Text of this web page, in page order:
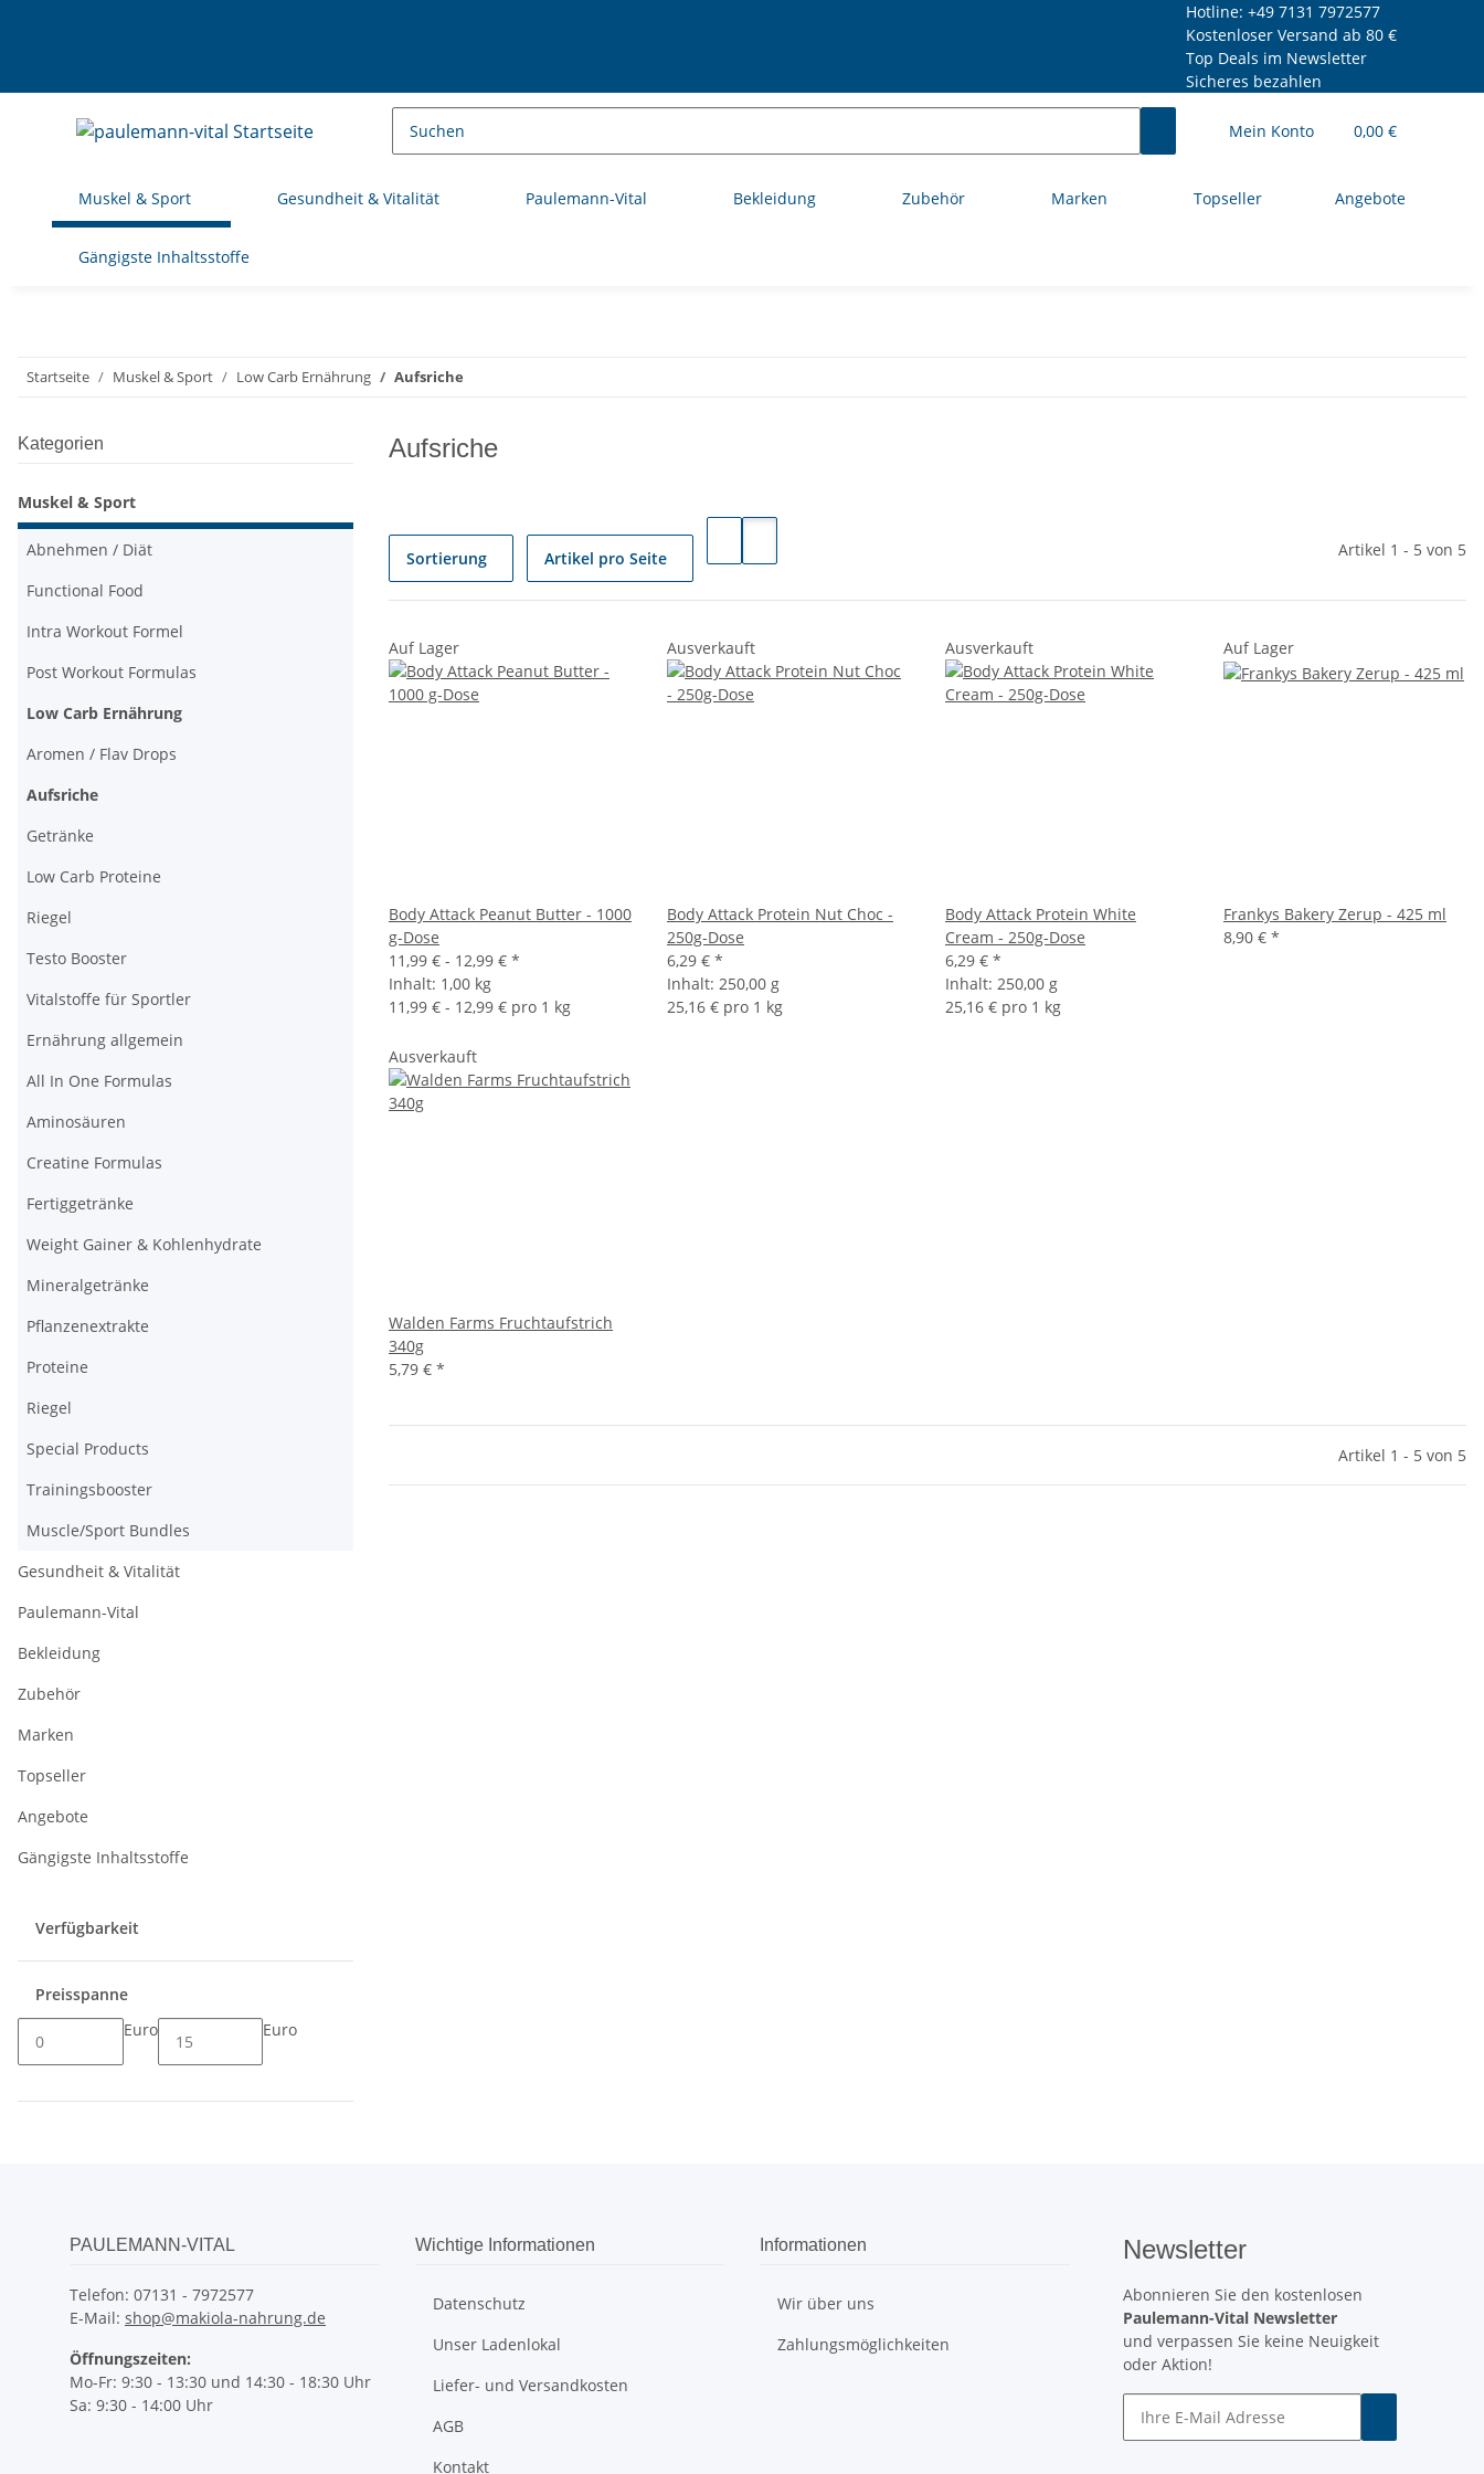
Hotline: +49 7131 7972577
Kostenloser Versand ab 80 €
Top Deals im Newsletter
Sicheres bezahlen
Mein Konto 0,00 €
Muskel & Sport Gesundheit & Vitalität Paulemann-Vital Bekleidung Zubehör Marken Topseller Angebote
Gängigste Inhaltsstoffe
Startseite Muskel & Sport Low Carb Ernährung Aufsriche
Aufsriche
Sortierung Artikel pro Seite Artikel 1 - 5 von 5
Auf Lager
Body Attack Peanut Butter - 1000
g-Dose
11,99 € - 12,99 € *
Inhalt: 1,00 kg
11,99 € - 12,99 € pro 1 kg
Ausverkauft
Body Attack Protein Nut Choc -
250g-Dose
6,29 € *
Inhalt: 250,00 g
25,16 € pro 1 kg
Ausverkauft
Body Attack Protein White
Cream - 250g-Dose
6,29 € *
Inhalt: 250,00 g
25,16 € pro 1 kg
Auf Lager
Frankys Bakery Zerup - 425 ml
8,90 € *
Ausverkauft
Walden Farms Fruchtaufstrich
340g
5,79 € *
Artikel 1 - 5 von 5
Kategorien
Muskel & Sport
Abnehmen / Diät
Functional Food
Intra Workout Formel
Post Workout Formulas
Low Carb Ernährung
Aromen / Flav Drops
Aufsriche
Getränke
Low Carb Proteine
Riegel
Testo Booster
Vitalstoffe für Sportler
Ernährung allgemein
All In One Formulas
Aminosäuren
Creatine Formulas
Fertiggetränke
Weight Gainer & Kohlenhydrate
Mineralgetränke
Pflanzenextrakte
Proteine
Riegel
Special Products
Trainingsbooster
Muscle/Sport Bundles
Gesundheit & Vitalität
Paulemann-Vital
Bekleidung
Zubehör
Marken
Topseller
Angebote
Gängigste Inhaltsstoffe
Verfügbarkeit
Preisspanne
Euro
Euro
PAULEMANN-VITAL
Telefon: 07131 - 7972577
E-Mail: shop@makiola-nahrung.de
Öffnungszeiten:
Mo-Fr: 9:30 - 13:30 und 14:30 - 18:30 Uhr
Sa: 9:30 - 14:00 Uhr
Wichtige Informationen
Datenschutz
Unser Ladenlokal
Liefer- und Versandkosten
AGB
Kontakt
Informationen
Wir über uns
Zahlungsmöglichkeiten
Newsletter
Abonnieren Sie den kostenlosen
Paulemann-Vital Newsletter
und verpassen Sie keine Neuigkeit
oder Aktion!